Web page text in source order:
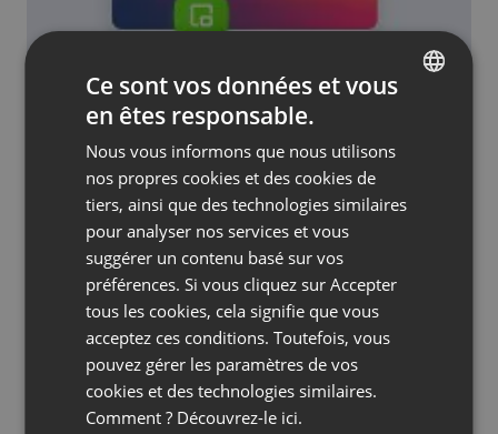
Fenêtre vidéo et chat flottants
Mateusz Iwanowski Décembre 18, 2024
FRENCH
SPANISH
PORTUGUESE
Ce sont vos données et vous
en êtes responsable.
Nous vous informons que nous utilisons
nos propres cookies et des cookies de
tiers, ainsi que des technologies similaires
pour analyser nos services et vous
suggérer un contenu basé sur vos
préférences. Si vous cliquez sur Accepter
tous les cookies, cela signifie que vous
acceptez ces conditions. Toutefois, vous
pouvez gérer les paramètres de vos
cookies et des technologies similaires.
Comment ? Découvrez-le ici.